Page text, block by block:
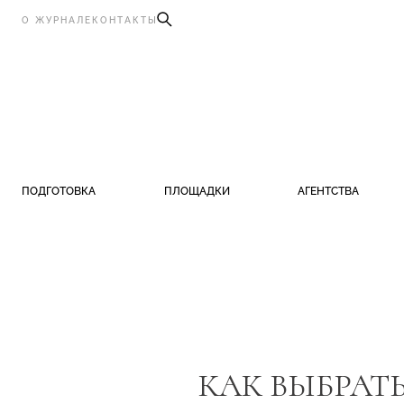
О ЖУРНАЛЕ КОНТАКТЫ
ПОДГОТОВКА ПЛОЩАДКИ АГЕНТСТВА
КАК